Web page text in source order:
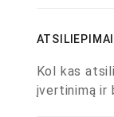
ATSILIEPIMAI
Kol kas
įvertinimą ir